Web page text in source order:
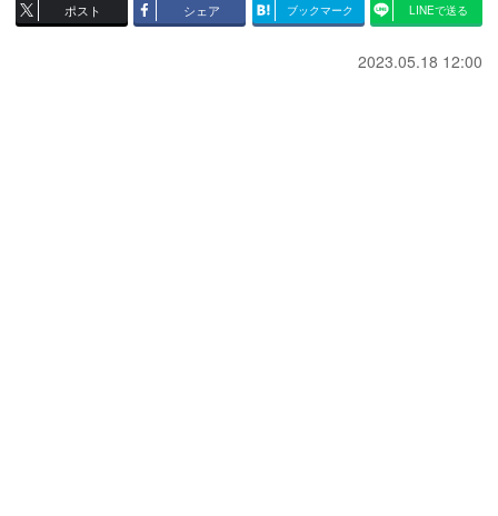
ポスト シェア ブックマーク LINEで送る
2023.05.18 12:00